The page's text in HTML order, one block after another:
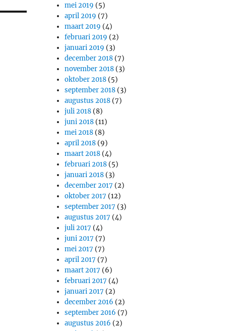
mei 2019 (5)
april 2019 (7)
maart 2019 (4)
februari 2019 (2)
januari 2019 (3)
december 2018 (7)
november 2018 (3)
oktober 2018 (5)
september 2018 (3)
augustus 2018 (7)
juli 2018 (8)
juni 2018 (11)
mei 2018 (8)
april 2018 (9)
maart 2018 (4)
februari 2018 (5)
januari 2018 (3)
december 2017 (2)
oktober 2017 (12)
september 2017 (3)
augustus 2017 (4)
juli 2017 (4)
juni 2017 (7)
mei 2017 (7)
april 2017 (7)
maart 2017 (6)
februari 2017 (4)
januari 2017 (2)
december 2016 (2)
september 2016 (7)
augustus 2016 (2)